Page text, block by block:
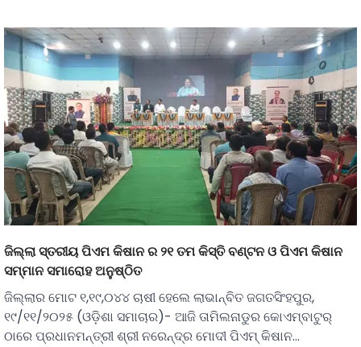
ଜିଲ୍ଲା ସ୍ତରୀୟ ପିଏମ କିଷାନ ର ୨୧ ତମ କିସ୍ତି ବଣ୍ଟନ ଓ ପିଏମ କିଷାନ
ସମ୍ମାନ ସମାରୋହ ଅନୁଷ୍ଠିତ
ଜିଲ୍ଲାର ମୋଟ ୧,୧୯,୦୪୪ ଚାଷୀ ହେଲେ ଲାଭାନ୍ବିତ ଜଗତସିଂହପୁର,
୧୯/୧୧/୨୦୨୫ (ଓଡ଼ିଶା ସମାଚାର)- ଆଜି ତାମିଲନାଡୁର କୋଏମ୍ବାଟୁର୍
ଠାରେ ପ୍ରଧାନମନ୍ତ୍ରୀ ଶ୍ରୀ ନରେନ୍ଦ୍ର ମୋଦୀ ପିଏମ୍ କିଷାନ…